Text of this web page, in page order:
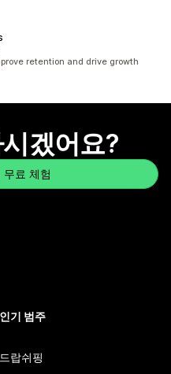
retention and drive growth
겠어요?
료 체험
인기 범주
드랍쉬핑